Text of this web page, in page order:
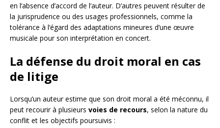
en l’absence d’accord de l’auteur. D’autres peuvent résulter de
la jurisprudence ou des usages professionnels, comme la
tolérance à l’égard des adaptations mineures d’une œuvre
musicale pour son interprétation en concert.
La défense du droit moral en cas
de litige
Lorsqu’un auteur estime que son droit moral a été méconnu, il
peut recourir à plusieurs voies de recours, selon la nature du
conflit et les objectifs poursuivis :